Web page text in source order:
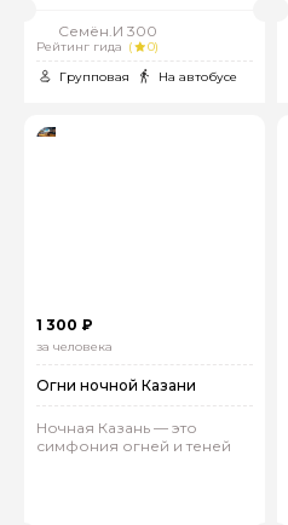
Семён.И 300
Рейтинг гида (
0)
Групповая
На автобусе
1 300 ₽
за человека
Огни ночной Казани
Ночная Казань — это
симфония огней и теней